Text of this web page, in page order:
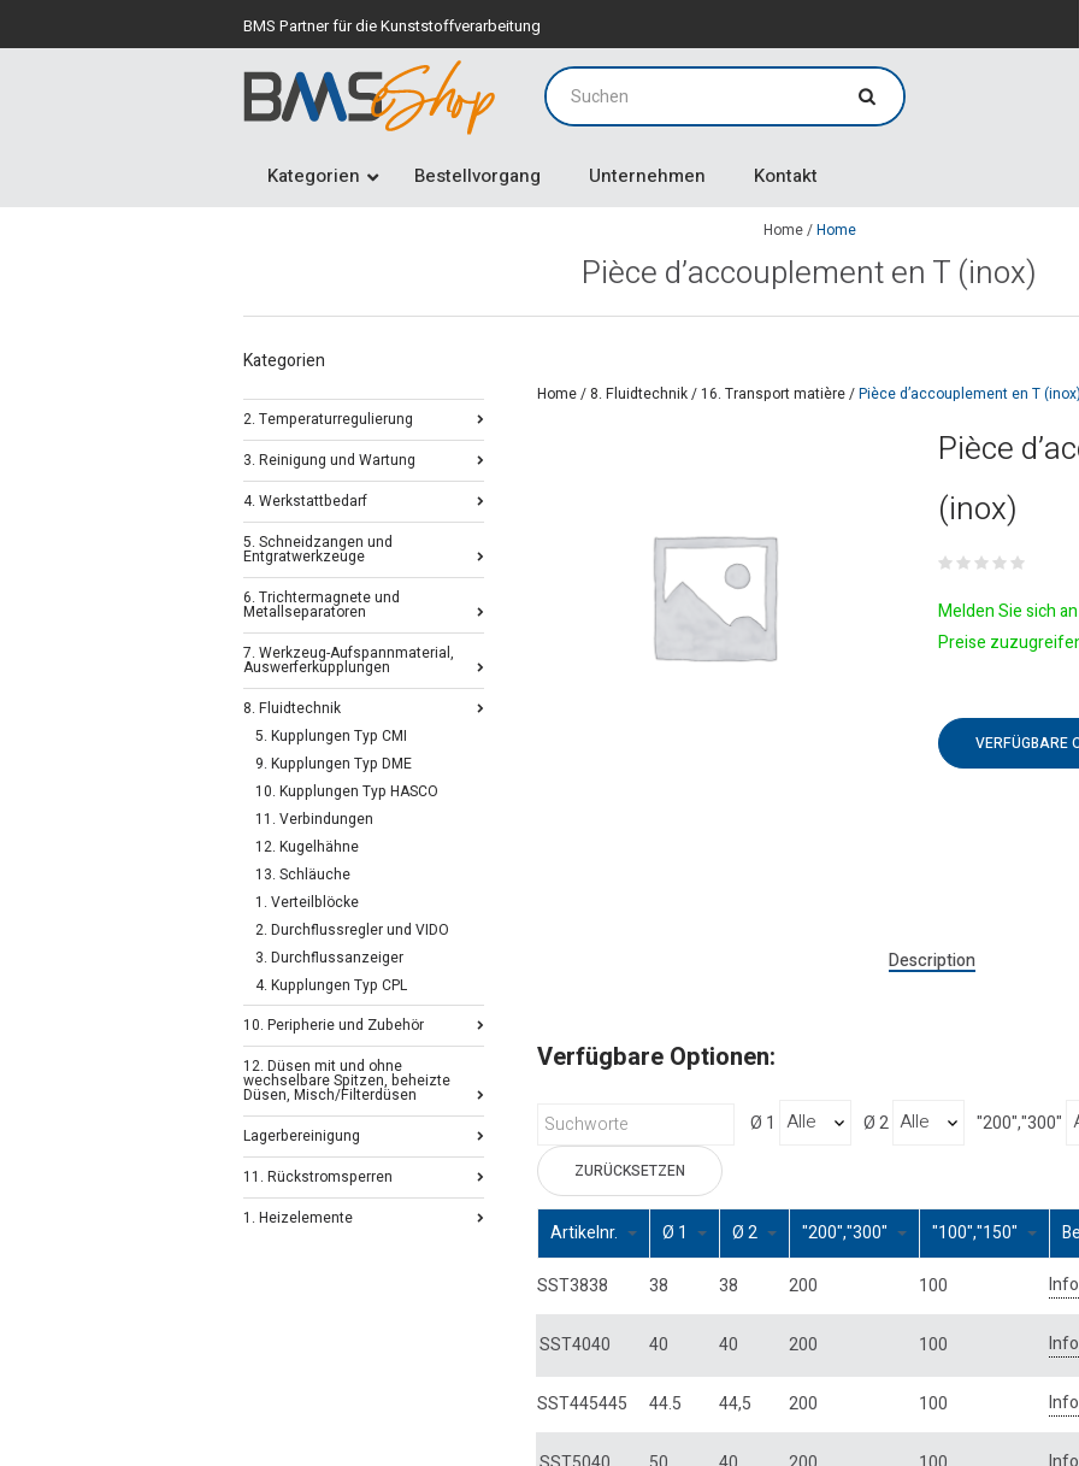
BMS Partner für die Kunststoffverarbeitung
Kategorien Bestellvorgang Unternehmen Kontakt
Home/Home
Pièce d’accouplement en T (inox)
Home/8. Fluidtechnik/16. Transport matière/Pièce d’accouplement en T (inox)
Pièce
(inox)
Melden Sie sich
Preise
VERFÜGBARE
Description
Verfügbare Optionen:
Ø 1 Ø 2 "200","300"
ZURÜCKSETZEN
Artikelnr. Ø 1 Ø 2 "200","300" "100","150"
SST3838 38 38 200 100 Info
SST4040 40 40 200 100 Info
SST445445 44.5 44,5 200 100 Info
Kategorien
2. Temperaturregulierung
3. Reinigung und Wartung
4. Werkstattbedarf
5. Schneidzangen und
Entgratwerkzeuge
6. Trichtermagnete und
Metallseparatoren
7. Werkzeug-Aufspannmaterial,
Auswerferkupplungen
8. Fluidtechnik
5. Kupplungen Typ CMI
9. Kupplungen Typ DME
10. Kupplungen Typ HASCO
11. Verbindungen
12. Kugelhähne
13. Schläuche
1. Verteilblöcke
2. Durchflussregler und VIDO
3. Durchflussanzeiger
4. Kupplungen Typ CPL
10. Peripherie und Zubehör
12. Düsen mit und ohne
wechselbare Spitzen, beheizte
Düsen, Misch/Filterdüsen
Lagerbereinigung
11. Rückstromsperren
1. Heizelemente